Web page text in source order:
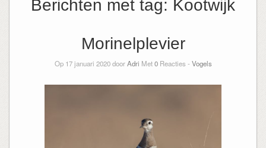
Berichten met tag: Kootwijk
Morinelplevier
Op 17 januari 2020 doorAdri Met0Reacties - Vogels